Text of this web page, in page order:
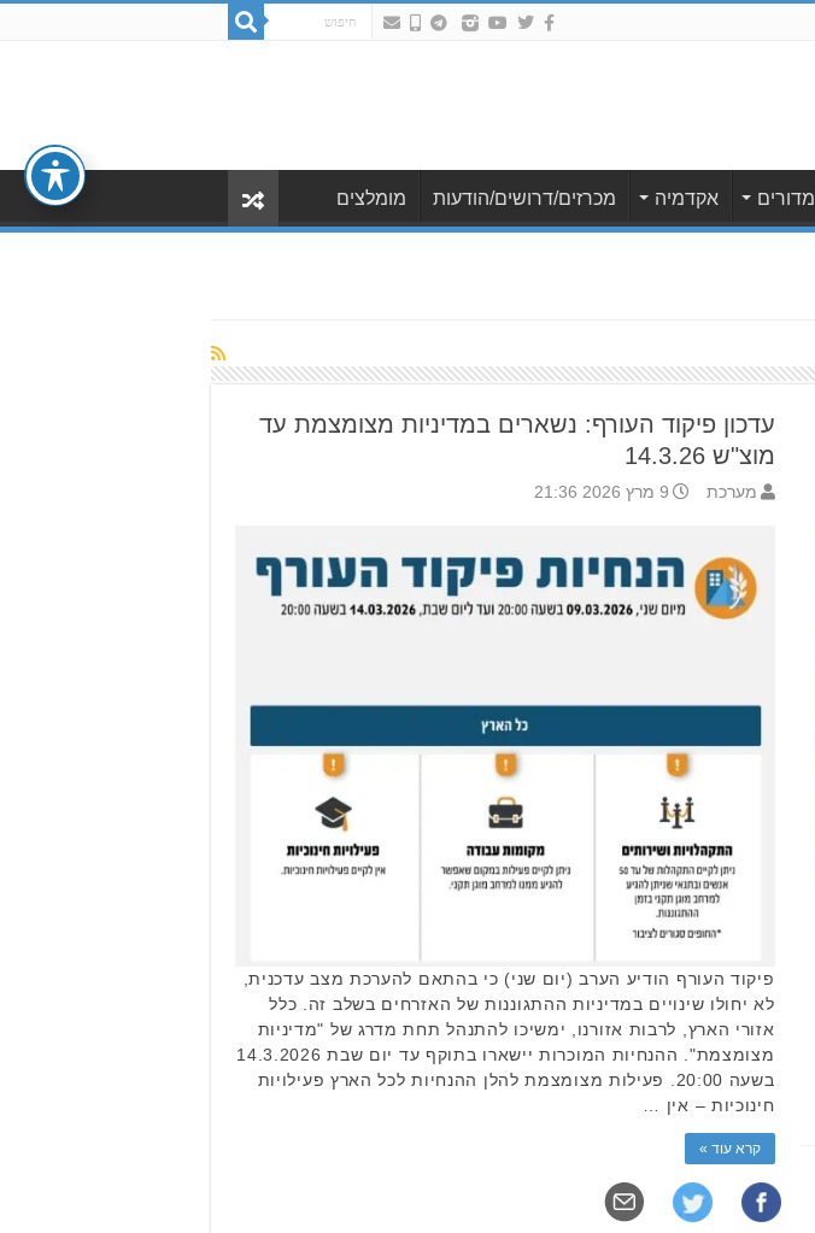
מדורים אקדמיה מכרזים/דרושים/הודעות מומלצים
עדכון פיקוד העורף: נשארים במדיניות מצומצמת עד
מוצ"ש 14.3.26
מערכת 9 מרץ 2026 21:36
פיקוד העורף הודיע הערב (יום שני) כי בהתאם להערכת מצב עדכנית,
לא יחולו שינויים במדיניות ההתגוננות של האזרחים בשלב זה. כלל
אזורי הארץ, לרבות אזורנו, ימשיכו להתנהל תחת מדרג של "מדיניות
מצומצמת". ההנחיות המוכרות יישארו בתוקף עד יום שבת 14.3.2026
בשעה 20:00. פעילות מצומצמת להלן ההנחיות לכל הארץ פעילויות
חינוכיות – אין …
קרא עוד »